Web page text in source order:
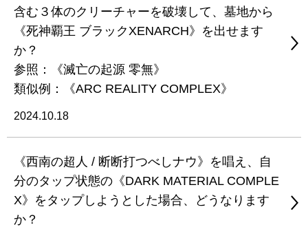
含む３体のクリーチャーを破壊して、墓地から
《死神覇王 ブラックXENARCH》を出せます
か？
参照：《滅亡の起源 零無》
類似例：《ARC REALITY COMPLEX》
2024.10.18
《西南の超人 / 断断打つべしナウ》を唱え、自
分のタップ状態の《DARK MATERIAL COMPLE
X》をタップしようとした場合、どうなります
か？